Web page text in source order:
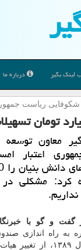
لینك بگیر درباره ما
شكوفایی ریاست
معاون
اعتبار
كرد: مشكلی
گفت و گو با
به راه اندازی
ریاست جمهوری از سال